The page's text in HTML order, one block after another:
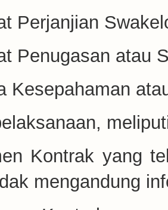
Perjanjian
Penugasan atau
Kesepahaman
Kontrak yang
mengandung